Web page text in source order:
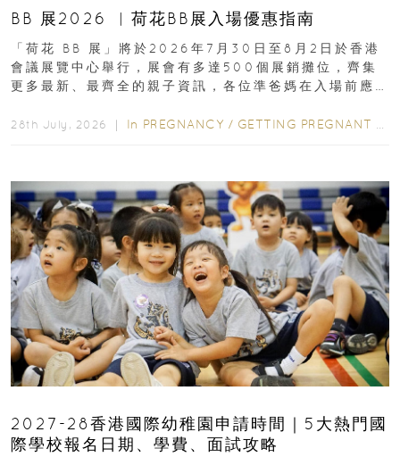
BB 展2026 ︳荷花BB展入場優惠指南
「荷花 BB 展」將於2026年7月30日至8月2日於香港
會議展覽中心舉行，展會有多達500個展銷攤位，齊集
更多最新、最齊全的親子資訊，各位準爸媽在入場前應
28th July, 2026 ｜ In PREGNANCY / GETTING PREGNANT
2027-28香港國際幼稚園申請時間｜5大熱門國
際學校報名日期、學費、面試攻略